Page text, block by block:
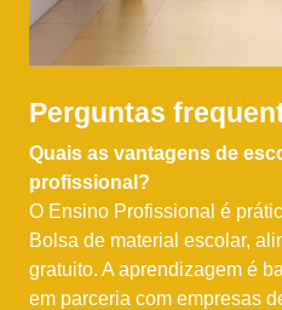
Perguntas
Quais as vantagens de
profissional?
O Ensino Profissional é
Bolsa de material escolar,
gratuito. A aprendizagem é
em parceria com empresas